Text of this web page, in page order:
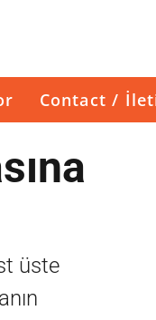
Contact /
üste